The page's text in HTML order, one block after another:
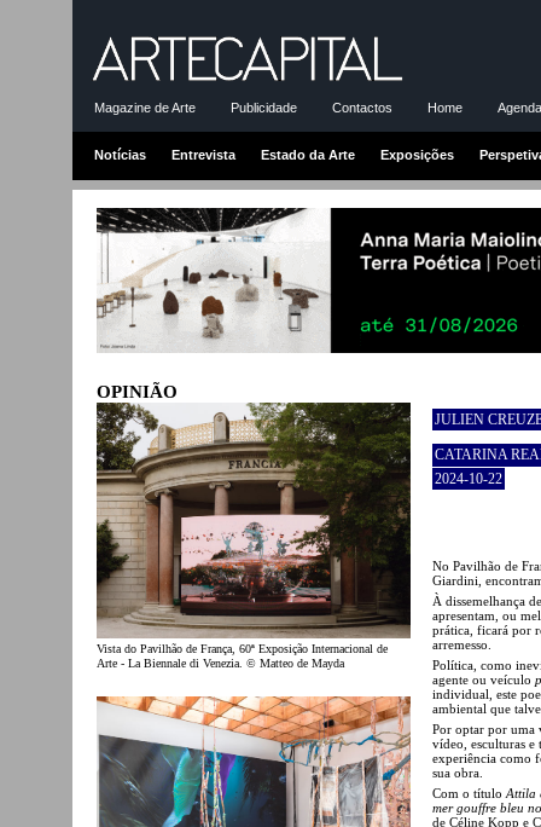
Magazine de Arte Publicidade Contactos Home
Notícias Entrevista Estado da Arte Exposições
OPINIÃO
Vista do Pavilhão de França, 60ª Exposição Internacional de
Arte - La Biennale di Venezia. © Matteo de Mayda
JULIEN
CATARINA
2024-10-22
No Pavilhão de
Giardini,
À dissemelhança
apresentam, ou
prática, ficará por
arremesso.
Política, como
agente ou veículo
individual, este
ambiental que
Por optar por uma
vídeo, esculturas
experiência como
sua obra.
Com o título Attila
mer gouffre bleu
de Céline Kopp e